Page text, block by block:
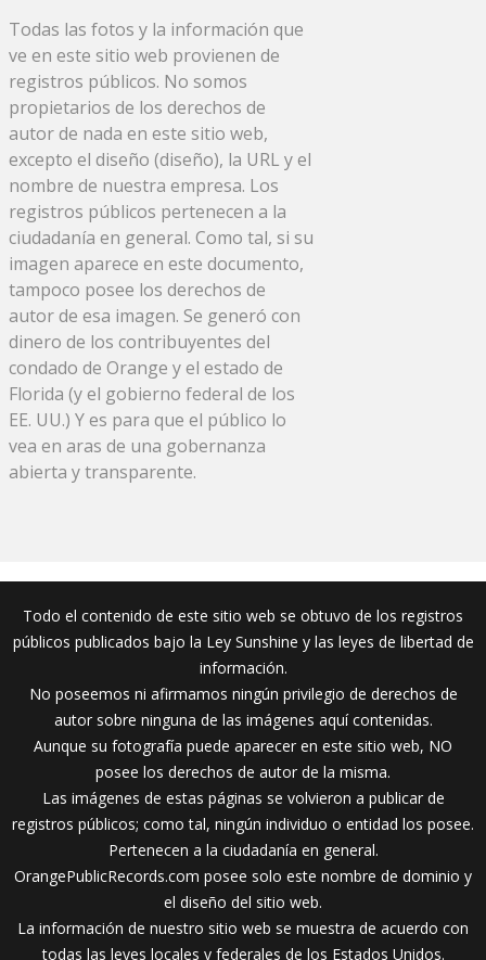
Todas las fotos y la información que
ve en este sitio web provienen de
registros públicos. No somos
propietarios de los derechos de
autor de nada en este sitio web,
excepto el diseño (diseño), la URL y el
nombre de nuestra empresa. Los
registros públicos pertenecen a la
ciudadanía en general. Como tal, si su
imagen aparece en este documento,
tampoco posee los derechos de
autor de esa imagen. Se generó con
dinero de los contribuyentes del
condado de Orange y el estado de
Florida (y el gobierno federal de los
EE. UU.) Y es para que el público lo
vea en aras de una gobernanza
abierta y transparente.
Todo el contenido de este sitio web se obtuvo de los registros
públicos publicados bajo la Ley Sunshine y las leyes de libertad de
información.
No poseemos ni afirmamos ningún privilegio de derechos de
autor sobre ninguna de las imágenes aquí contenidas.
Aunque su fotografía puede aparecer en este sitio web, NO
posee los derechos de autor de la misma.
Las imágenes de estas páginas se volvieron a publicar de
registros públicos; como tal, ningún individuo o entidad los posee.
Pertenecen a la ciudadanía en general.
OrangePublicRecords.com posee solo este nombre de dominio y
el diseño del sitio web.
La información de nuestro sitio web se muestra de acuerdo con
todas las leyes locales y federales de los Estados Unidos.